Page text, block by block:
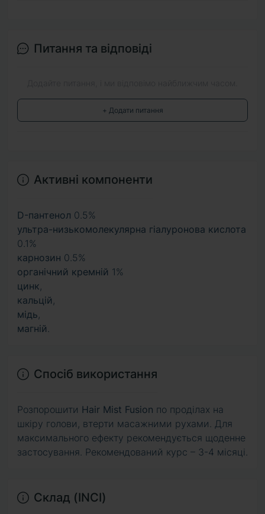
Питання та відповіді
+ Додати питання
Активні компоненти
D-пантенол 0.5%
ультра-низькомолекулярна гіалуронова кислота
0.1%
карнозин 0.5%
органічний кремній 1%
цинк,
кальцій ,
мідь,
магній.
Спосіб використання
Розпорошити Hair Mist Fusion по проділах на
шкіру голови, втерти масажними рухами. Для
максимального ефекту рекомендується щоденне
застосування. Рекомендований курс – 3-4 місяці.
Склад (INCI)